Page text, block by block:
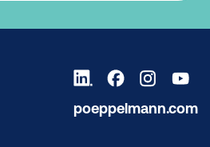
poeppelmann.com